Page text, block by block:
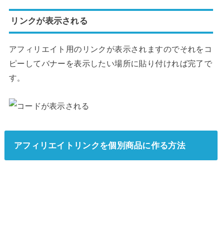
リンクが表示される
アフィリエイト用のリンクが表示されますのでそれをコ
ピーしてバナーを表示したい場所に貼り付ければ完了で
す。
アフィリエイトリンクを個別商品に作る方法